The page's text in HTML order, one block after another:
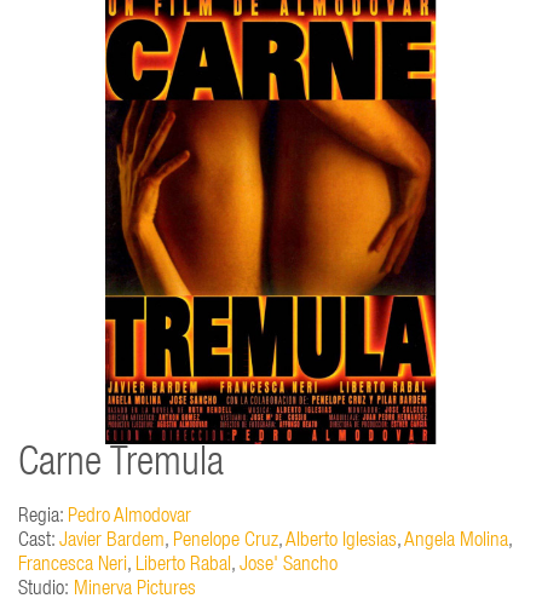
Carne Tremula
Regia: Pedro Almodovar
Cast: Javier Bardem, Penelope Cruz,Alberto Iglesias,Angela Molina,
Francesca Neri, Liberto Rabal, Jose' Sancho
Studio: Minerva Pictures